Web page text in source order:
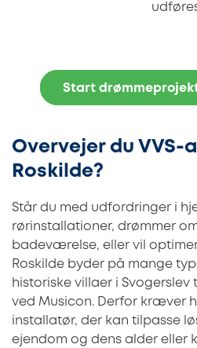
Start
Overvejer du VVS-
Roskilde?
Står du med udfordringer i
rørinstallationer, drømmer
badeværelse, eller vil
Roskilde byder på mange
historiske villaer i
ved Musicon. Derfor kræver
installatør, der kan tilpasse
ejendom og dens alder eller